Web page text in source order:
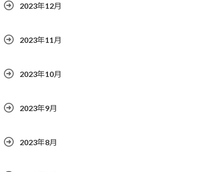
2023年12月
2023年11月
2023年10月
2023年9月
2023年8月